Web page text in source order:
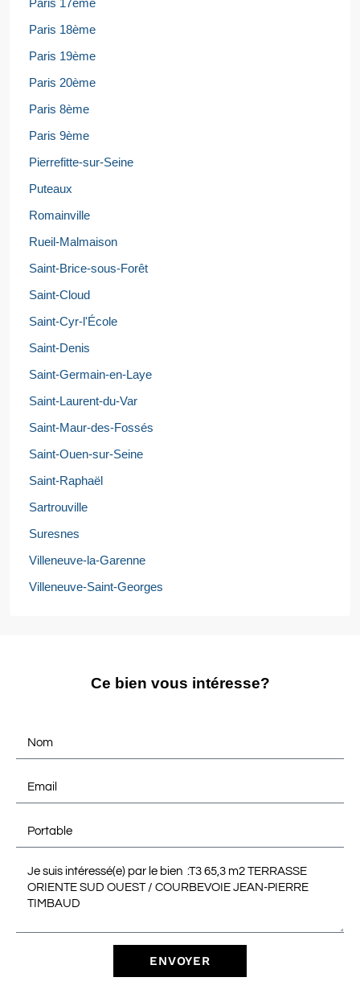
Paris 17ème
Paris 18ème
Paris 19ème
Paris 20ème
Paris 8ème
Paris 9ème
Pierrefitte-sur-Seine
Puteaux
Romainville
Rueil-Malmaison
Saint-Brice-sous-Forêt
Saint-Cloud
Saint-Cyr-l'École
Saint-Denis
Saint-Germain-en-Laye
Saint-Laurent-du-Var
Saint-Maur-des-Fossés
Saint-Ouen-sur-Seine
Saint-Raphaël
Sartrouville
Suresnes
Villeneuve-la-Garenne
Villeneuve-Saint-Georges
Ce bien vous intéresse?
ENVOYER